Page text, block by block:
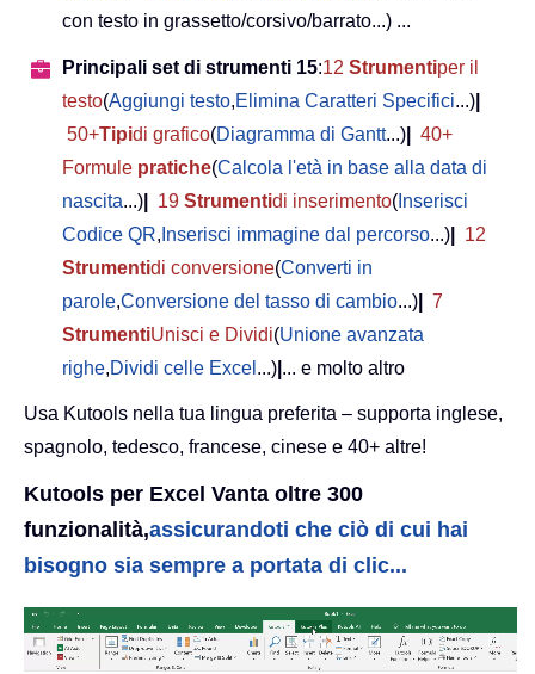
con testo in grassetto/corsivo/barrato...) ...
Principali set di strumenti 15:12 Strumentiper il
testo(Aggiungi testo,Elimina Caratteri Specifici...)
50+Tipidi grafico(Diagramma di Gantt...)
40+
Formule pratiche(Calcola l'età in base alla data di
nascita...) 19 Strumentidi inserimento( Inserisci
Codice QR, Inserisci immagine dal percorso...)
12
Strumentidi conversione(Converti in
parole,Conversione del tasso di cambio...)
7
StrumentiUnisci e Dividi(Unione avanzata
righe,Dividi celle Excel ...) ... e molto altro
Usa Kutools nella tua lingua preferita – supporta inglese,
spagnolo, tedesco, francese, cinese e 40+ altre!
Kutools per Excel Vanta oltre 300
funzionalità,assicurandoti che ciò di cui hai
bisogno sia sempre a portata di clic...